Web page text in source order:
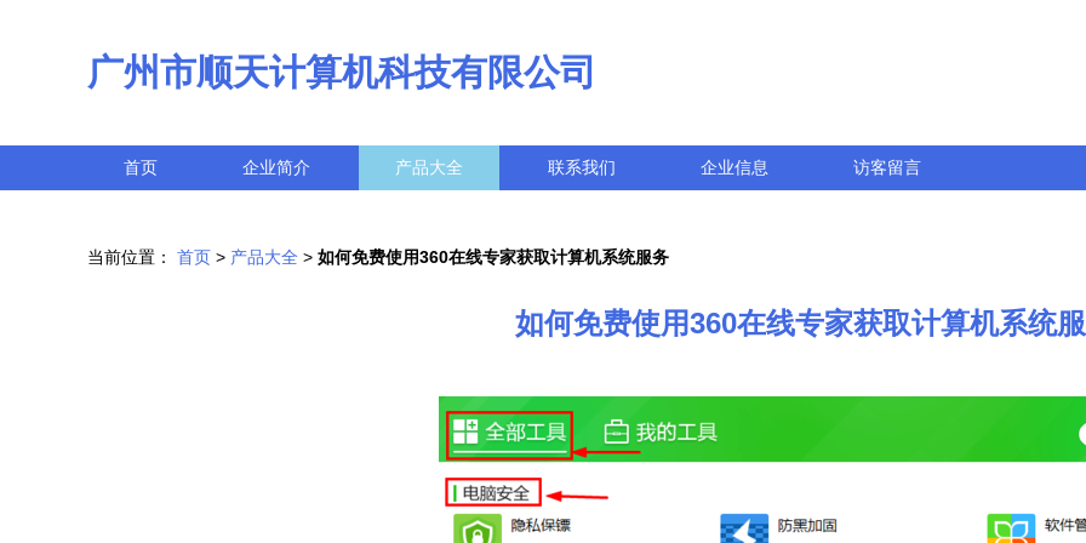
广州市顺天计算机科技有限公司
首页 企业简介 产品大全 联系我们 企业信息 访客留言
当前位置： 首页 > 产品大全 > 如何免费使用360在线专家获取计算机系统服务
如何免费使用360在线专家获取计算机系统